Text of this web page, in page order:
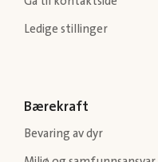
Ledige stillinger
Bærekraft
Bevaring av dyr